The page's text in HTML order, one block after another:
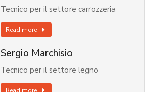
Tecnico per il settore carrozzeria
Read more
Sergio Marchisio
Tecnico per il settore legno